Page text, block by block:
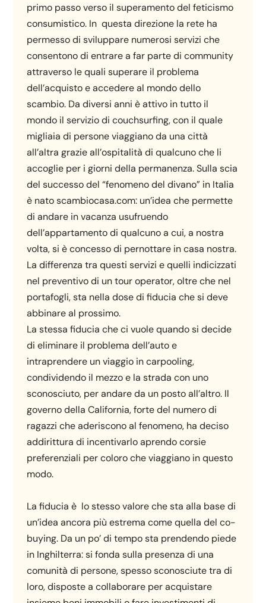
primo passo verso il superamento del feticismo
consumistico. In questa direzione la rete ha
permesso di sviluppare numerosi servizi che
consentono di entrare a far parte di community
attraverso le quali superare il problema
dell’acquisto e accedere al mondo dello
scambio. Da diversi anni è attivo in tutto il
mondo il servizio di couchsurfing, con il quale
migliaia di persone viaggiano da una città
all’altra grazie all’ospitalità di qualcuno che li
accoglie per i giorni della permanenza. Sulla scia
del successo del “fenomeno del divano” in Italia
è nato scambiocasa.com: un’idea che permette
di andare in vacanza usufruendo
dell’appartamento di qualcuno a cui, a nostra
volta, si è concesso di pernottare in casa nostra.
La differenza tra questi servizi e quelli indicizzati
nel preventivo di un tour operator, oltre che nel
portafogli, sta nella dose di fiducia che si deve
abbinare al prossimo.
La stessa fiducia che ci vuole quando si decide
di eliminare il problema dell’auto e
intraprendere un viaggio in carpooling,
condividendo il mezzo e la strada con uno
sconosciuto, per andare da un posto all’altro. Il
governo della California, forte del numero di
ragazzi che aderiscono al fenomeno, ha deciso
addirittura di incentivarlo aprendo corsie
preferenziali per coloro che viaggiano in questo
modo.
La fiducia è lo stesso valore che sta alla base di
un’idea ancora più estrema come quella del co-
buying. Da un po’ di tempo sta prendendo piede
in Inghilterra: si fonda sulla presenza di una
comunità di persone, spesso sconosciute tra di
loro, disposte a collaborare per acquistare